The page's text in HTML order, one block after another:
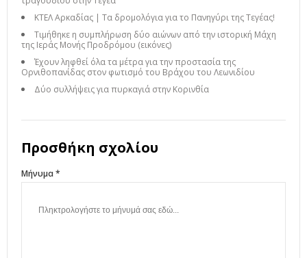
ΚΤΕΛ Αρκαδίας | Τα δρομολόγια για το Πανηγύρι της Τεγέας!
Τιμήθηκε η συμπλήρωση δύο αιώνων από την ιστορική Μάχη
της Ιεράς Μονής Προδρόμου (εικόνες)
Έχουν ληφθεί όλα τα μέτρα για την προστασία της
Ορνιθοπανίδας στον φωτισμό του Βράχου του Λεωνιδίου
Δύο συλλήψεις για πυρκαγιά στην Κορινθία
Προσθήκη σχολίου
Μήνυμα *